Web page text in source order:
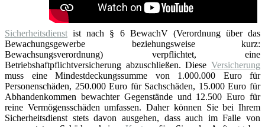
Sicherheitsdienst ist nach § 6 BewachV (Verordnung über das
Bewachungsgewerbe beziehungsweise kurz:
Bewachsungsverordnung) verpflichtet, eine
Betriebshaftpflichtversicherung abzuschließen. Diese Versicherung
muss eine Mindestdeckungssumme von 1.000.000 Euro für
Personenschäden, 250.000 Euro für Sachschäden, 15.000 Euro für
Abhandenkommen bewachter Gegenstände und 12.500 Euro für
reine Vermögensschäden umfassen. Daher können Sie bei Ihrem
Sicherheitsdienst stets davon ausgehen, dass auch im Falle von